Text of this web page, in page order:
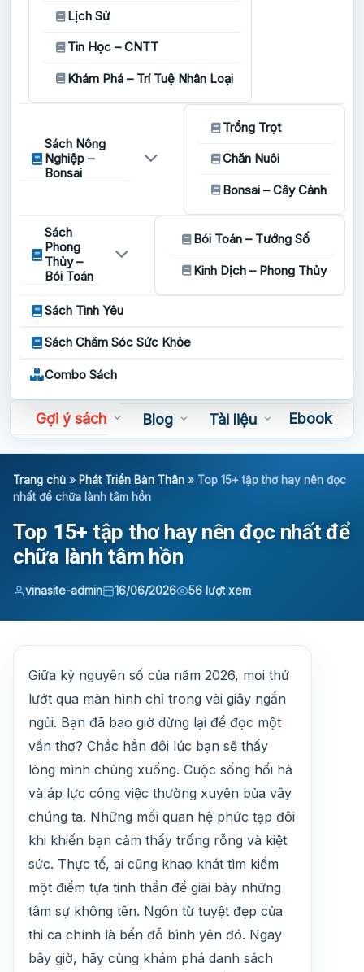
Lịch Sử
Tin Học – CNTT
Khám Phá – Trí Tuệ Nhân Loại
Sách Nông
Nghiệp –
Bonsai
Trồng Trọt
Chăn Nuôi
Bonsai – Cây Cảnh
Sách
Phong
Thủy –
Bói Toán
Bói Toán – Tướng Số
Kinh Dịch – Phong Thủy
Sách Tình Yêu
Sách Chăm Sóc Sức Khỏe
Combo Sách
Gợi ý sách Blog Tài liệu
Ebook
Sách nói
Trang chủ » Phát Triển Bản Thân » Top 15+ tập thơ hay nên đọc
nhất để chữa lành tâm hồn
Top 15+ tập thơ hay nên đọc nhất để
chữa lành tâm hồn
vinasite-admin 16/06/2026 56 lượt xem
Giữa kỷ nguyên số của năm 2026, mọi thứ
lướt qua màn hình chỉ trong vài giây ngắn
ngủi. Bạn đã bao giờ dừng lại để đọc một
vần thơ? Chắc hẳn đôi lúc bạn sẽ thấy
lòng mình chùng xuống. Cuộc sống hối hả
và áp lực công việc thường xuyên bủa vây
chúng ta. Những mối quan hệ phức tạp đôi
khi khiến bạn cảm thấy trống rỗng và kiệt
sức. Thực tế, ai cũng khao khát tìm kiếm
một điểm tựa tinh thần để giãi bày những
tâm sự không tên. Ngôn từ tuyệt đẹp của
thi ca chính là bến đỗ bình yên đó. Ngay
bây giờ, hãy cùng khám phá danh sách